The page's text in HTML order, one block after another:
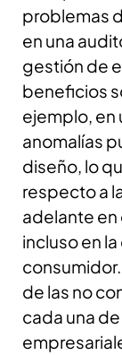
problemas
en una
gestión de
beneficios
ejemplo, en
anomalías
diseño, lo
respecto a
adelante
incluso en
consumidor.
de las no
cada una